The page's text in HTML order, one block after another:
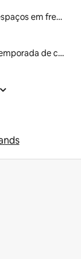
Aluguéis de espaços em frente à praia
Aluguel por temporada de casas de hóspedes